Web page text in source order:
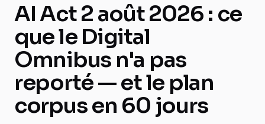
AI Act 2 août 2026 : ce
que le Digital
Omnibus n'a pas
reporté — et le plan
corpus en 60 jours